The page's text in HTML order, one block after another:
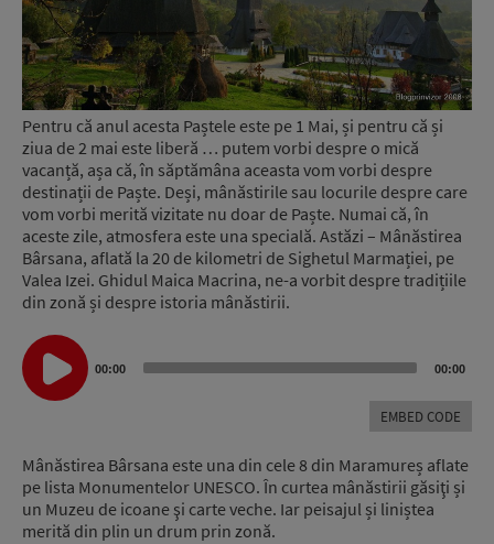
Pentru că anul acesta Paștele este pe 1 Mai, și pentru că și
ziua de 2 mai este liberă … putem vorbi despre o mică
vacanță, așa că, în săptămâna aceasta vom vorbi despre
destinații de Paște. Deși, mânăstirile sau locurile despre care
vom vorbi merită vizitate nu doar de Paște. Numai că, în
aceste zile, atmosfera este una specială. Astăzi – Mânăstirea
Bârsana, aflată la 20 de kilometri de Sighetul Marmației, pe
Valea Izei. Ghidul Maica Macrina, ne-a vorbit despre tradițiile
din zonă și despre istoria mânăstirii.
Audio
Player
00:00 00:00
EMBED CODE
Mânăstirea Bârsana este una din cele 8 din Maramureș aflate
pe lista Monumentelor UNESCO. În curtea mânăstirii găsiţi și
un Muzeu de icoane şi carte veche. Iar peisajul și liniștea
merită din plin un drum prin zonă.